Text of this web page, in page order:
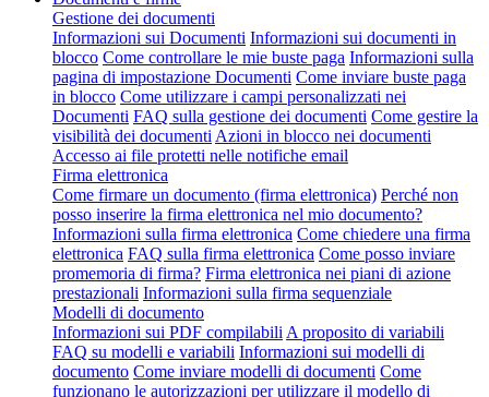
Gestione dei documenti
Informazioni sui Documenti Informazioni sui documenti in
blocco Come controllare le mie buste paga Informazioni sulla
pagina di impostazione Documenti Come inviare buste paga
in blocco Come utilizzare i campi personalizzati nei
Documenti FAQ sulla gestione dei documenti Come gestire la
visibilità dei documenti Azioni in blocco nei documenti
Accesso ai file protetti nelle notifiche email
Firma elettronica
Come firmare un documento (firma elettronica) Perché non
posso inserire la firma elettronica nel mio documento?
Informazioni sulla firma elettronica Come chiedere una firma
elettronica FAQ sulla firma elettronica Come posso inviare
promemoria di firma? Firma elettronica nei piani di azione
prestazionali Informazioni sulla firma sequenziale
Modelli di documento
Informazioni sui PDF compilabili A proposito di variabili
FAQ su modelli e variabili Informazioni sui modelli di
documento Come inviare modelli di documenti Come
funzionano le autorizzazioni per utilizzare il modello di